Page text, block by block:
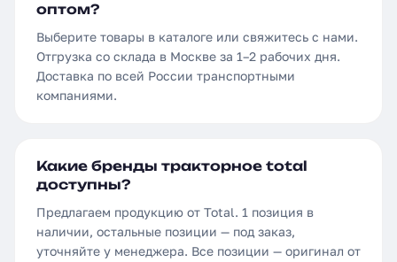
оптом?
Выберите товары в каталоге или свяжитесь с нами.
Отгрузка со склада в Москве за 1–2 рабочих дня.
Доставка по всей России транспортными
компаниями.
Какие бренды тракторное total
доступны?
Предлагаем продукцию от Total. 1 позиция в
наличии, остальные позиции — под заказ,
уточняйте у менеджера. Все позиции — оригинал от